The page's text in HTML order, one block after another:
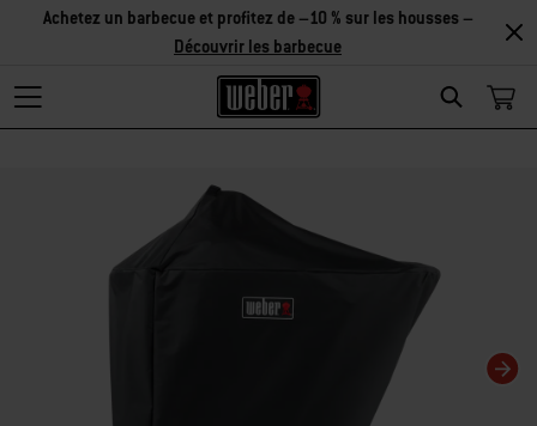
Search
Achetez un barbecue et profitez de –10 % sur les housses –
Découvrir les barbecue
Changing this current slide of this carousel will change the current slide of